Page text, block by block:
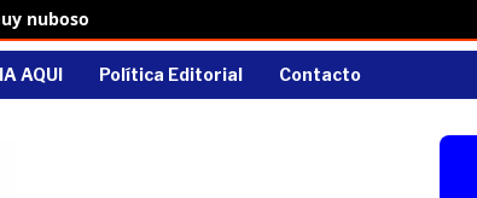
nuboso
AQUI Política Editorial Contacto